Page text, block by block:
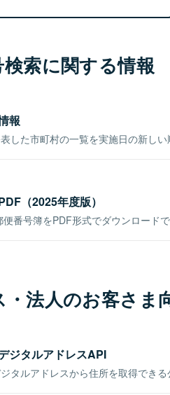
索に関する情報
報
した市町村の一覧を実施日の新しい
（2025年度版）
番号簿をPDF形式でダウンロードで
・法人のお客さま
ジタルアドレスAPI
タルアドレスから住所を取得できる